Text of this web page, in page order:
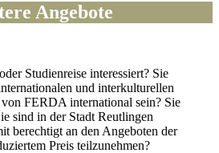
Angebote
Studienreise interessiert? Sie
und interkulturellen
FERDA international sein? Sie
sind in der Stadt Reutlingen
berechtigt an den Angeboten der
Preis teilzunehmen?